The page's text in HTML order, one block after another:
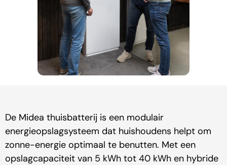
De Midea thuisbatterij is een modulair
energieopslagsysteem dat huishoudens helpt om
zonne-energie optimaal te benutten. Met een
opslagcapaciteit van 5 kWh tot 40 kWh en hybride